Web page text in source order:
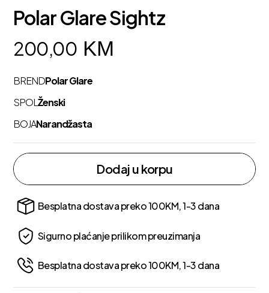
Polar Glare Sightz
200,00 KM
BRENDPolar Glare
SPOLŽenski
BOJANarandžasta
Dodaj u korpu
Besplatna dostava preko 100KM, 1-3 dana
Sigurno plaćanje prilikom preuzimanja
Besplatna dostava preko 100KM, 1-3 dana